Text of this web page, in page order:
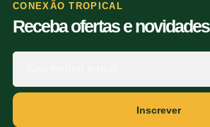
CONEXÃO TROPICAL
Receba ofertas e novidades
Inscrever